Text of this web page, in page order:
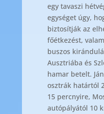
egy tavaszi
egységet úgy,
biztosítják az
főétkezést,
buszos
Ausztriába és
hamar betelt.
osztrák határtól
15 percnyire,
autópályától 10